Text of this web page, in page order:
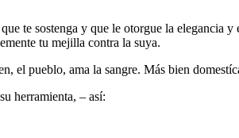
te sostenga y que le otorgue la elegancia y
tu mejilla contra la suya.
el pueblo, ama la sangre. Más bien
herramienta, – así: